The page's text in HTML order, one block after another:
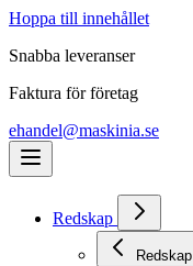
Hoppa till innehållet
Snabba leveranser
Faktura för företag
ehandel@maskinia.se
Redskap
Redskap